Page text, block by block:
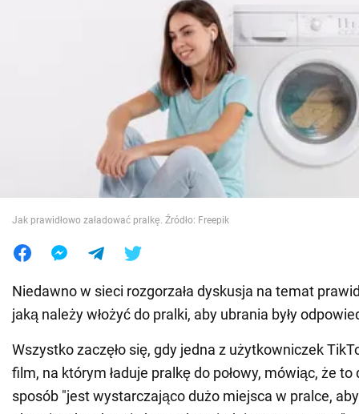
Wojna na Ukrainie
Jedzenie
Jak prawidłowo załadować pralkę. Źródło: Freepik
Niedawno w sieci rozgorzała dyskusja na temat
jaką należy włożyć do pralki, aby ubrania były
Wszystko zaczęło się, gdy jedna z użytkowniczek
film, na którym ładuje pralkę do połowy, mówiąc, że
sposób "jest wystarczająco dużo miejsca w pralce,